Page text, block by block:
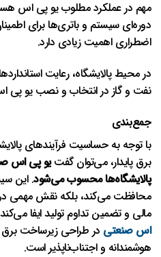
مهم در عملکرد مطلوب یو پی اس
دوره‌ای سیستم و باتری‌ها برای
اضطراری اهمیت زیادی دارد.
در محیط پالایشگاه، رعایت
نفت و گاز در انتخاب و نصب یو
جمع‌بندی
با توجه به حساسیت فرآیندهای
برق پایدار، می‌توان گفتیو پی اس
پالایشگاه‌ها محسوب می‌شود. این
محافظت می‌کند، بلکه نقش مهمی
مالی و تضمین تداوم تولید ایفا
اس صنعتی در طراحی زیرساخت
هوشمندانه و اجتناب‌ناپذیر است.